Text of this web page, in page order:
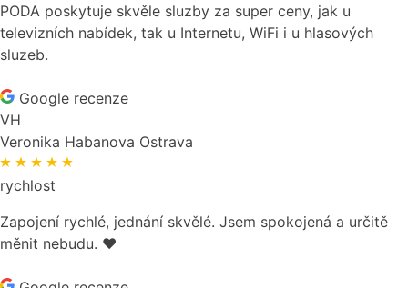
PODA poskytuje skvěle sluzby za super ceny, jak u
televizních nabídek, tak u Internetu, WiFi i u hlasových
sluzeb.
Google recenze
VH
Veronika Habanova Ostrava
rychlost
Zapojení rychlé, jednání skvělé. Jsem spokojená a určitě
měnit nebudu. ❤️